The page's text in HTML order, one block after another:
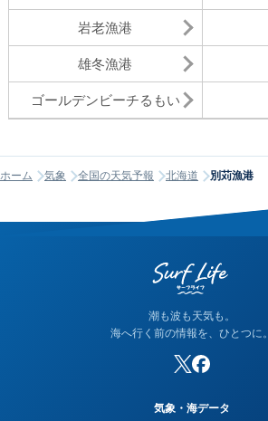
岩老漁港
雄冬漁港
ゴールデンビーチるもい
ホーム 気象 全国の天気予報 北海道 別苅漁港
潮も波も天気も。
海へ行く前の情報を、ひとつに。
気象・海データ